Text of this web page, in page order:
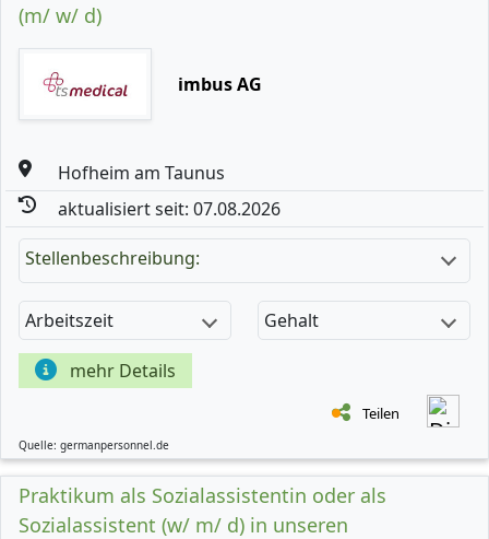
(m/ w/ d)
imbus AG
Hofheim am Taunus
aktualisiert seit: 07.08.2026
Stellenbeschreibung:
Arbeitszeit Gehalt
mehr Details
Teilen
Quelle: germanpersonnel.de
Praktikum als Sozialassistentin oder als
Sozialassistent (w/ m/ d) in unseren